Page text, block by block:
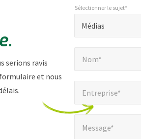
serions ravis
et nous
indique
champs
obligatoires
Médias
Sélectionner le sujet*
Nom*
Entreprise*
Message*
Message*